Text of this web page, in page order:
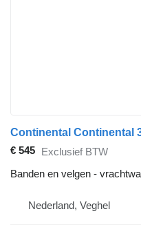
Continental Continental
€ 545 Exclusief BTW
Banden en velgen -
Nederland, Veghel